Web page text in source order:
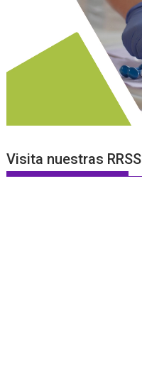
Visita nuestras RRSS